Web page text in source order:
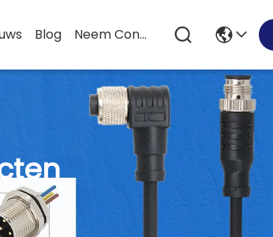
Blog Neem Contact Met Ons Op